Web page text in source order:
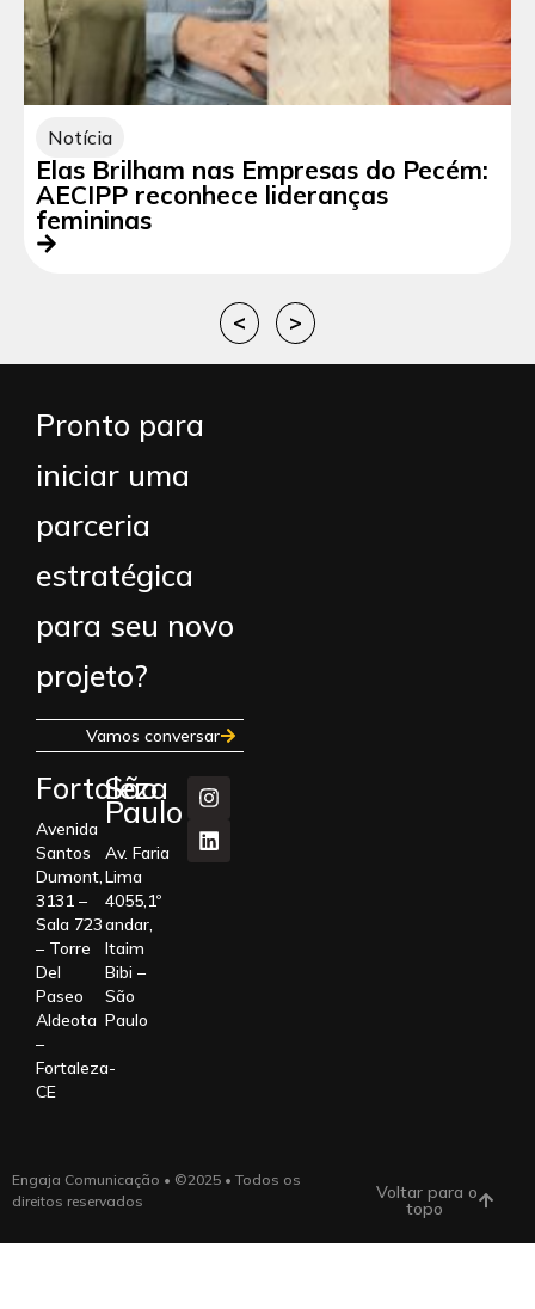
Notícia
Elas Brilham nas Empresas do Pecém:
AECIPP reconhece lideranças
femininas
< >
Pronto para
iniciar uma
parceria
estratégica
para seu novo
projeto?
Vamos conversar
Fortaleza
Avenida
Santos
Dumont,
3131 –
Sala 723
– Torre
Del
Paseo
Aldeota
–
Fortaleza-
CE
São
Paulo
Av. Faria
Lima
4055,1º
andar,
Itaim
Bibi –
São
Paulo
Engaja Comunicação • ©2025 • Todos os
direitos reservados
Voltar para o
topo